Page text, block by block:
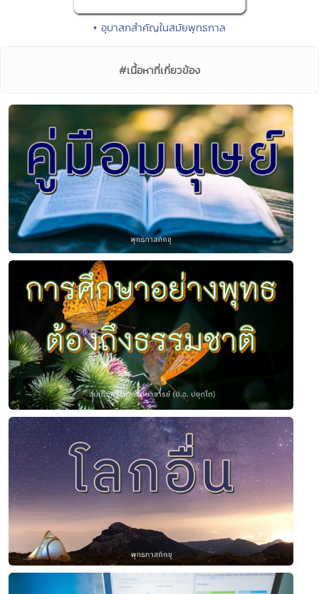
• อุบาสกสำคัญในสมัยพุทธกาล
#เนื้อหาที่เกี่ยวข้อง